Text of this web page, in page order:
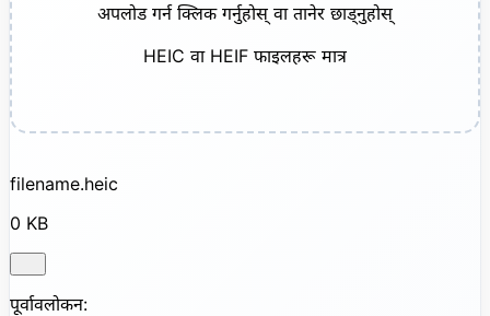
अपलोड गर्न क्लिक गर्नुहोस् वा तानेर छाड्नुहोस्
HEIC वा HEIF फाइलहरू मात्र
filename.heic
0 KB
पूर्वावलोकन: